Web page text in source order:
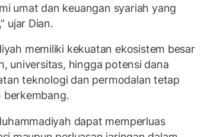
umat dan keuangan syariah yang
ujar Dian.
memiliki kekuatan ekosistem besar
universitas, hingga potensi dana
teknologi dan permodalan tetap
berkembang.
dapat memperluas